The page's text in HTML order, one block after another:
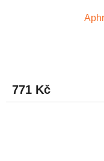
771 Kč